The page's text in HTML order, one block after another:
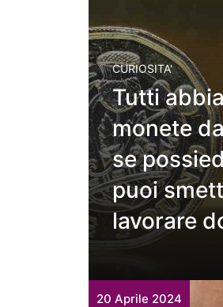
CURIOSITA'
Tutti
monete
se
puoi
lavorare
20 Aprile 2024